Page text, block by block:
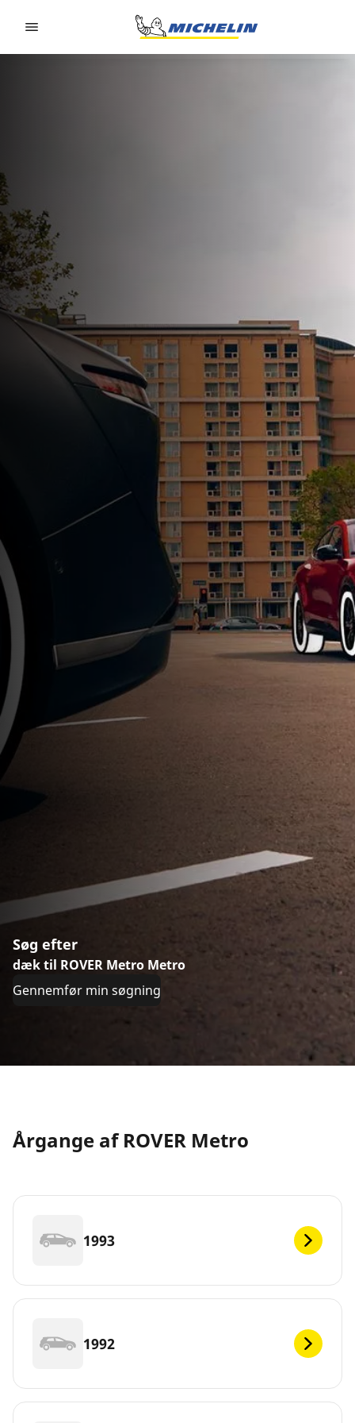
Søg efter
dæk til ROVER Metro Metro
Gennemfør min søgning
Årgange af ROVER Metro
1993
1992